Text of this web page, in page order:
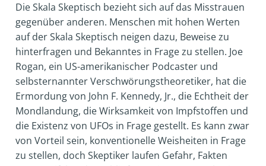
Die Skala Skeptisch bezieht sich auf das Misstrauen
gegenüber anderen. Menschen mit hohen Werten
auf der Skala Skeptisch neigen dazu, Beweise zu
hinterfragen und Bekanntes in Frage zu stellen. Joe
Rogan, ein US-amerikanischer Podcaster und
selbsternannter Verschwörungstheoretiker, hat die
Ermordung von John F. Kennedy, Jr., die Echtheit der
Mondlandung, die Wirksamkeit von Impfstoffen und
die Existenz von UFOs in Frage gestellt. Es kann zwar
von Vorteil sein, konventionelle Weisheiten in Frage
zu stellen, doch Skeptiker laufen Gefahr, Fakten